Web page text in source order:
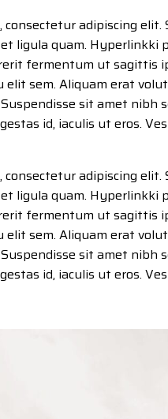
adipiscing elit.
ligula quam. Hyperlinkki
fermentum ut sagittis
sem. Aliquam erat
sit amet nibh
id, iaculis ut eros.
adipiscing elit.
ligula quam. Hyperlinkki
fermentum ut sagittis
sem. Aliquam erat
sit amet nibh
id, iaculis ut eros.